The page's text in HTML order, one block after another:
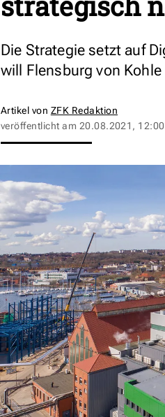
Die Strategie setzt auf
will Flensburg von
Artikel von ZFK Redaktion
veröffentlicht am 20.08.2021,